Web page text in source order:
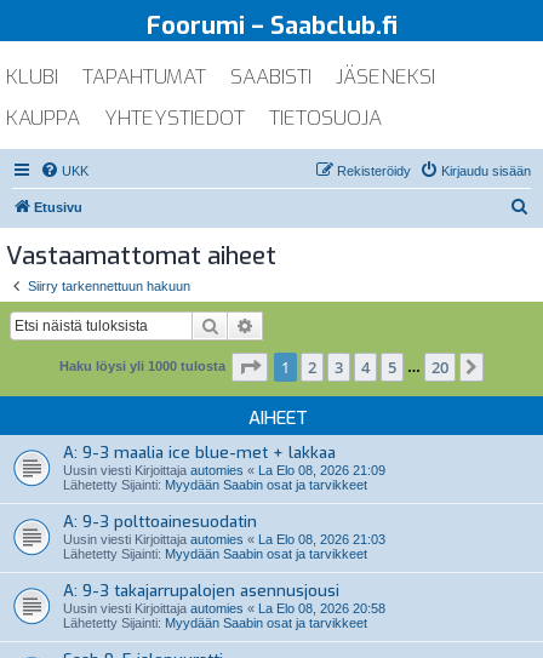
Foorumi – Saabclub.fi
KLUBI TAPAHTUMAT SAABISTI
JÄSENEKSI
KAUPPA
YHTEYSTIEDOT TIETOSUOJA
UKK Kirjaudu sisään
Rekisteröidy
Etusivu
Vastaamattomat aiheet
Siirry tarkennettuun hakuun
Etsi
Haku löysi yli 1000 tulosta Sivu /20
1 2 3 4 5 … 20
AIHEET
A: 9-3 maalia ice blue-met + lakkaa
Uusin viesti Kirjoittaja automies « La Elo 08, 2026 21:09
Lähetetty Sijainti: Myydään Saabin osat ja tarvikkeet
A: 9-3 polttoainesuodatin
Uusin viesti Kirjoittaja automies « La Elo 08, 2026 21:03
Lähetetty Sijainti: Myydään Saabin osat ja tarvikkeet
A: 9-3 takajarrupalojen asennusjousi
Uusin viesti Kirjoittaja automies « La Elo 08, 2026 20:58
Lähetetty Sijainti: Myydään Saabin osat ja tarvikkeet